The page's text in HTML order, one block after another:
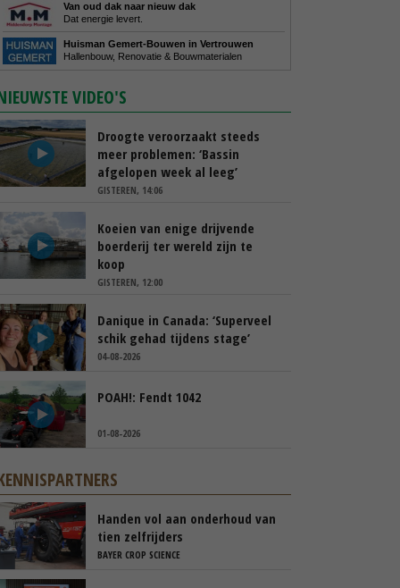
Van oud dak naar nieuw dak
Dat energie levert.
Huisman Gemert-Bouwen in Vertrouwen
Hallenbouw, Renovatie & Bouwmaterialen
VIDEO'S
Droogte veroorzaakt steeds
meer problemen: ‘Bassin
afgelopen week al leeg’
GISTEREN, 14:06
Koeien van enige drijvende
boerderij ter wereld zijn te
koop
GISTEREN, 12:00
Danique in Canada: ‘Superveel
schik gehad tijdens stage’
04-08-2026
POAH!: Fendt 1042
01-08-2026
Handen vol aan onderhoud van
tien zelfrijders
BAYER CROP SCIENCE